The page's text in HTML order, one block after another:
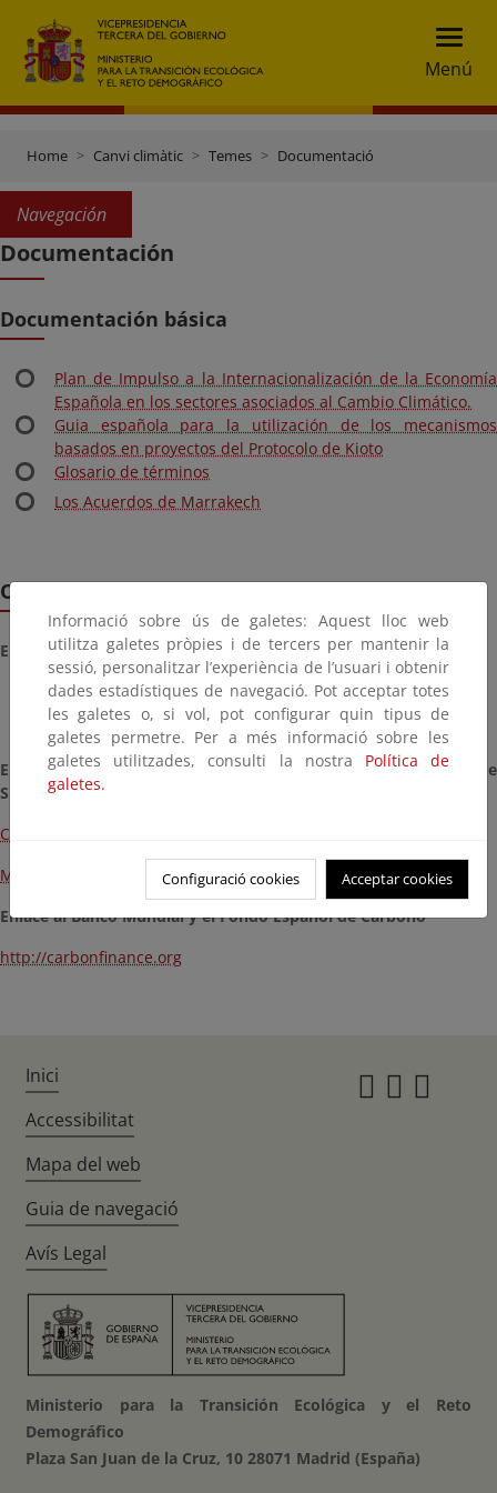
Menú
Home Canvi climàtic Temes Documentació
Navegación
Documentación
Documentación básica
Plan de Impulso a la Internacionalización de la Economía
Española en los sectores asociados al Cambio Climático.
Guia española para la utilización de los mecanismos
basados en proyectos del Protocolo de Kioto
Glosario de términos
Los Acuerdos de Marrakech
Otras enlaces de interés
Enlaces de la CMNUCC:
MDL
AC
Enlaces a los Informes de la Junta Ejecutiva y el Comité de
Supervisión
CDM Executive Board
Meetings of the JISC
Enlace al Banco Mundial y el Fondo Español de Carbono
http://carbonfinance.org
Informació sobre ús de galetes: Aquest lloc web
utilitza galetes pròpies i de tercers per mantenir la
sessió, personalitzar l’experiència de l’usuari i obtenir
dades estadístiques de navegació. Pot acceptar totes
les galetes o, si vol, pot configurar quin tipus de
galetes permetre. Per a més informació sobre les
galetes utilitzades, consulti la nostra Política de
galetes.
Configuració cookies Acceptar cookies
Inici
Accessibilitat
Mapa del web
Guia de navegació
Avís Legal
Ministerio para la Transición Ecológica y el Reto
Demográfico
Plaza San Juan de la Cruz, 10 28071 Madrid (España)